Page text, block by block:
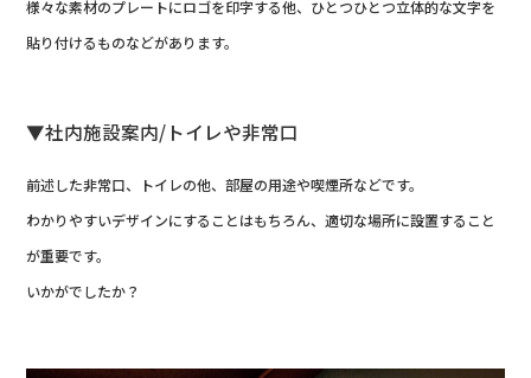
様々な素材のプレートにロゴを印字する他、ひとつひとつ立体的な文字を
貼り付けるものなどがあります。
▼社内施設案内/トイレや非常口
前述した非常口、トイレの他、部屋の用途や喫煙所などです。
わかりやすいデザインにすることはもちろん、適切な場所に設置すること
が重要です。
いかがでしたか？